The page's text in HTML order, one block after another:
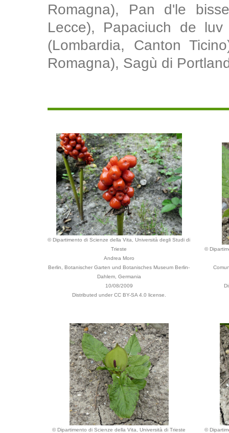
Romagna), Pan d'le
Lecce), Papaciuch de
(Lombardia, Canton
Romagna), Sagù di
© Dipartimento di Scienze della Vita, Università degli Studi di
Trieste
Andrea Moro
Berlin, Botanischer Garten und Botanisches Museum Berlin-
Dahlem, Germania
10/08/2009
Distributed under CC BY-SA 4.0 license.
©
© Dipartimento di Scienze della Vita, Università di Trieste
©